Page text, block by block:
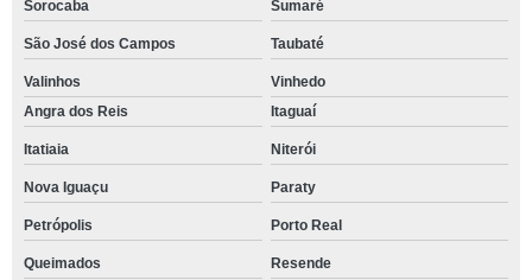
Sorocaba Sumaré
São José dos Campos Taubaté
Valinhos
Vinhedo
Angra dos Reis
Itaguaí
Itatiaia Niterói
Nova Iguaçu Paraty
Petrópolis Porto Real
Queimados Resende